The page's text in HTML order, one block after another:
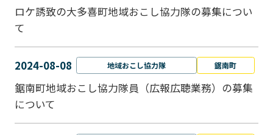
ロケ誘致の大多喜町地域おこし協力隊の募集につい
て
2024-08-08 地域おこし協力隊 鋸南町
鋸南町地域おこし協力隊員（広報広聴業務）の募集
について